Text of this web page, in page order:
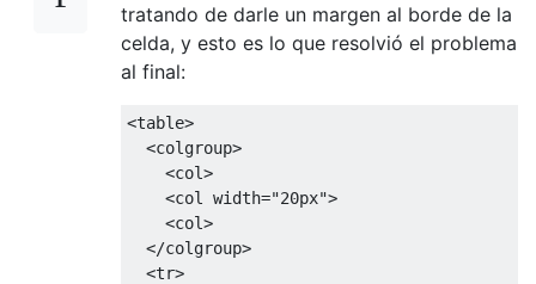
tratando de darle un margen al borde de la
celda, y esto es lo que resolvió el problema
al final:
<table>
<colgroup>
<col>
<col
width="20px">
<col>
</colgroup>
<tr>